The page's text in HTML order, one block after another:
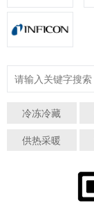
冷冻冷藏
供热采暖